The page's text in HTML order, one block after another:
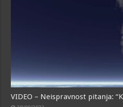
VIDEO – Neispravnost pitanja: